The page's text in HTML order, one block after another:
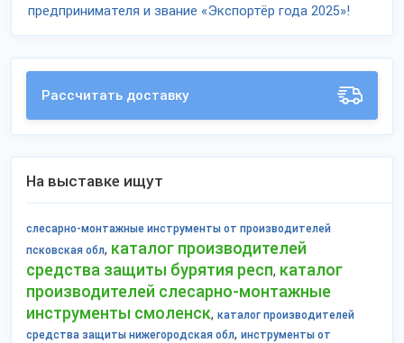
предпринимателя и звание «Экспортёр года 2025»!
Рассчитать доставку
На выставке ищут
слесарно-монтажные инструменты от производителей
псковская обл, каталог производителей
средства защиты бурятия респ, каталог
производителей слесарно-монтажные
инструменты смоленск, каталог производителей
средства защиты нижегородская обл, инструменты от